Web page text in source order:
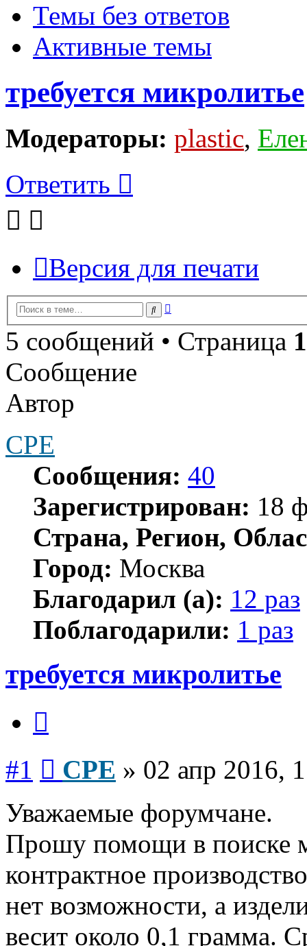
Темы без ответов
Активные темы
требуется микролитье
Модераторы: plastic,
Ответить
Версия для печати
Поиск
5 сообщений • Страница 1
Сообщение
Автор
CPE
Сообщения: 40
Зарегистрирован: 18
Страна, Регион,
Город: Москва
Благодарил (а): 12 раз
Поблагодарили: 1 раз
требуется микролитье
#1 CPE » 02 апр 2016,
Уважаемые форумчане.
Прошу помощи в поиске
контрактное
нет возможности, а
весит около 0,1 грамма.